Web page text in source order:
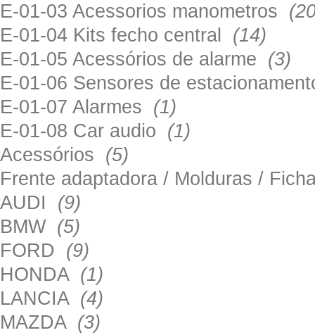
E-01-03 Acessorios manometros
E-01-04 Kits fecho central (14)
E-01-05 Acessórios de alarme (3)
E-01-06 Sensores de
E-01-07 Alarmes (1)
E-01-08 Car audio (1)
Acessórios (5)
Frente adaptadora / Molduras /
AUDI (9)
BMW (5)
FORD (9)
HONDA (1)
LANCIA (4)
MAZDA (3)